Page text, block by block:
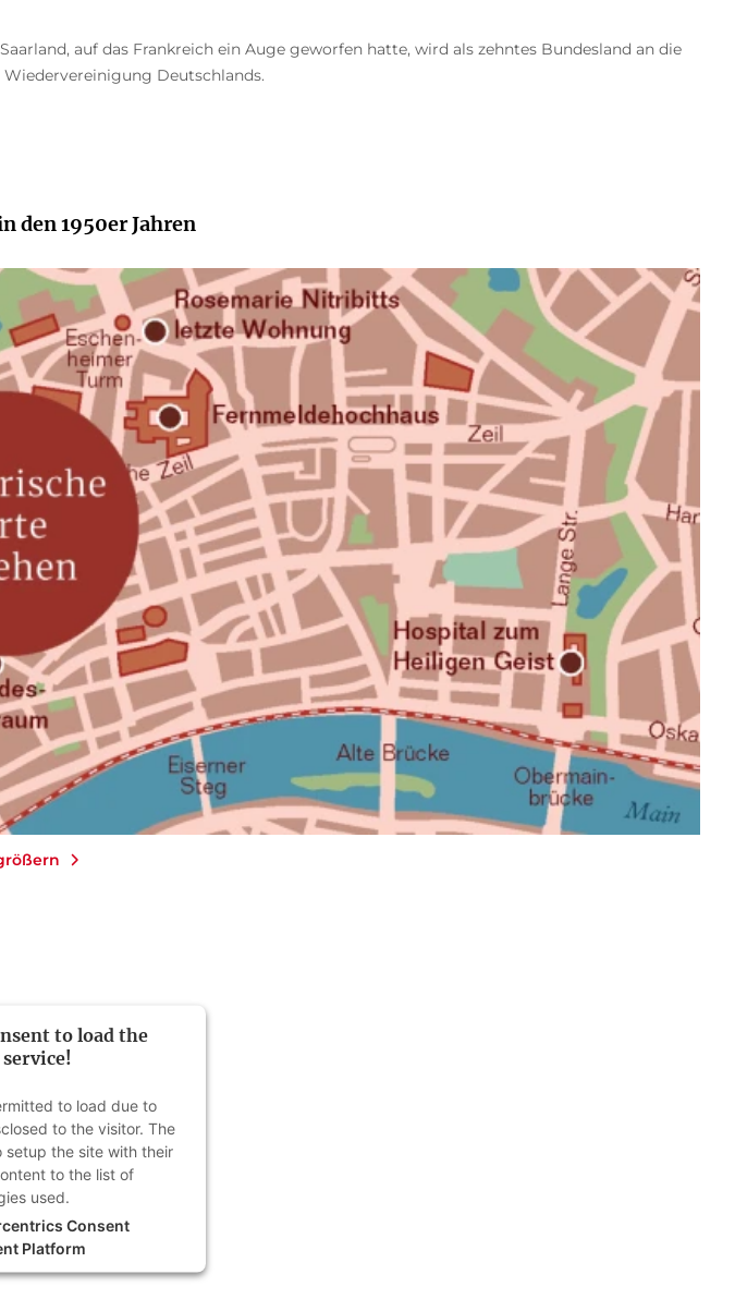
auf das Frankreich ein Auge geworfen hatte, wird als zehntes Bundesland an die
Deutschlands.
den 1950er Jahren
to load the
to load due to
to the visitor. The
setup the site with their
to the list of
used.
Consent
Platform